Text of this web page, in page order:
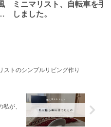
ミニマリスト、自転車を手
しました。
ストのシンプルリビング作り
が、